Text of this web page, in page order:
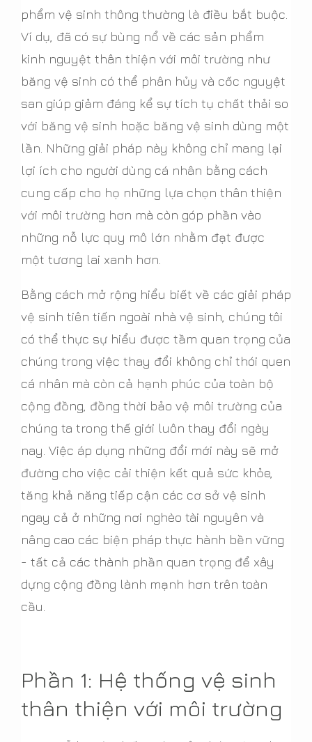
phẩm vệ sinh thông thường là điều bắt buộc.
Ví dụ, đã có sự bùng nổ về các sản phẩm
kinh nguyệt thân thiện với môi trường như
băng vệ sinh có thể phân hủy và cốc nguyệt
san giúp giảm đáng kể sự tích tụ chất thải so
với băng vệ sinh hoặc băng vệ sinh dùng một
lần. Những giải pháp này không chỉ mang lại
lợi ích cho người dùng cá nhân bằng cách
cung cấp cho họ những lựa chọn thân thiện
với môi trường hơn mà còn góp phần vào
những nỗ lực quy mô lớn nhằm đạt được
một tương lai xanh hơn.
Bằng cách mở rộng hiểu biết về các giải pháp
vệ sinh tiên tiến ngoài nhà vệ sinh, chúng tôi
có thể thực sự hiểu được tầm quan trọng của
chúng trong việc thay đổi không chỉ thói quen
cá nhân mà còn cả hạnh phúc của toàn bộ
cộng đồng, đồng thời bảo vệ môi trường của
chúng ta trong thế giới luôn thay đổi ngày
nay. Việc áp dụng những đổi mới này sẽ mở
đường cho việc cải thiện kết quả sức khỏe,
tăng khả năng tiếp cận các cơ sở vệ sinh
ngay cả ở những nơi nghèo tài nguyên và
nâng cao các biện pháp thực hành bền vững
- tất cả các thành phần quan trọng để xây
dựng cộng đồng lành mạnh hơn trên toàn
cầu.
Phần 1: Hệ thống vệ sinh
thân thiện với môi trường